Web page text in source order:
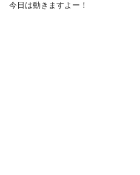
今日は動きますよー！